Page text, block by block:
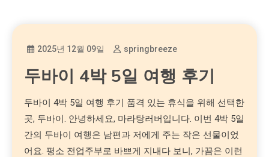
2025년 12월 09일 springbreeze
두바이 4박 5일 여행 후기
두바이 4박 5일 여행 후기 품격 있는 휴식을 위해 선택한
곳, 두바이. 안녕하세요, 마라탕러버입니다. 이번 4박 5일
간의 두바이 여행은 남편과 저에게 주는 작은 선물이었
어요. 평소 전업주부로 바쁘게 지내다 보니, 가끔은 이런